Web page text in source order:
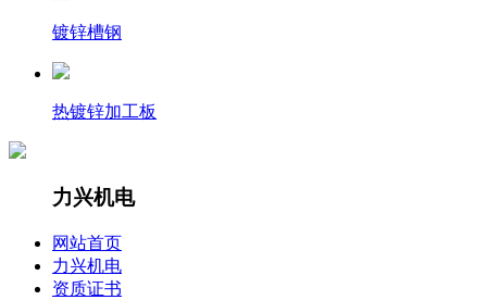
镀锌槽钢
热镀锌加工板
力兴机电
网站首页
力兴机电
资质证书